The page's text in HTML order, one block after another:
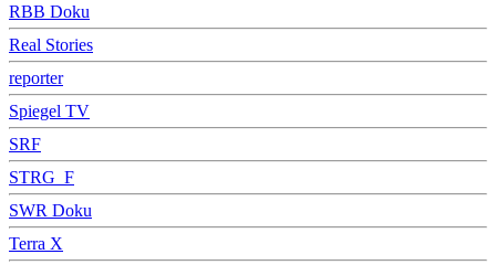
RBB Doku
Real Stories
reporter
Spiegel TV
SRF
STRG_F
SWR Doku
Terra X